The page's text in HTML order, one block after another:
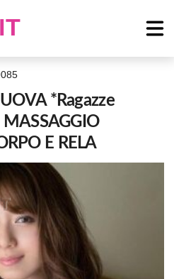
*Ragazze
MASSAGGIO
E RELA